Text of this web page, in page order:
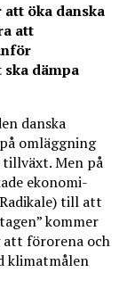
öka danska
att
dämpa
danska
omläggning
Men på
ekonomi-
till att
kommer
förorena och
klimatmålen